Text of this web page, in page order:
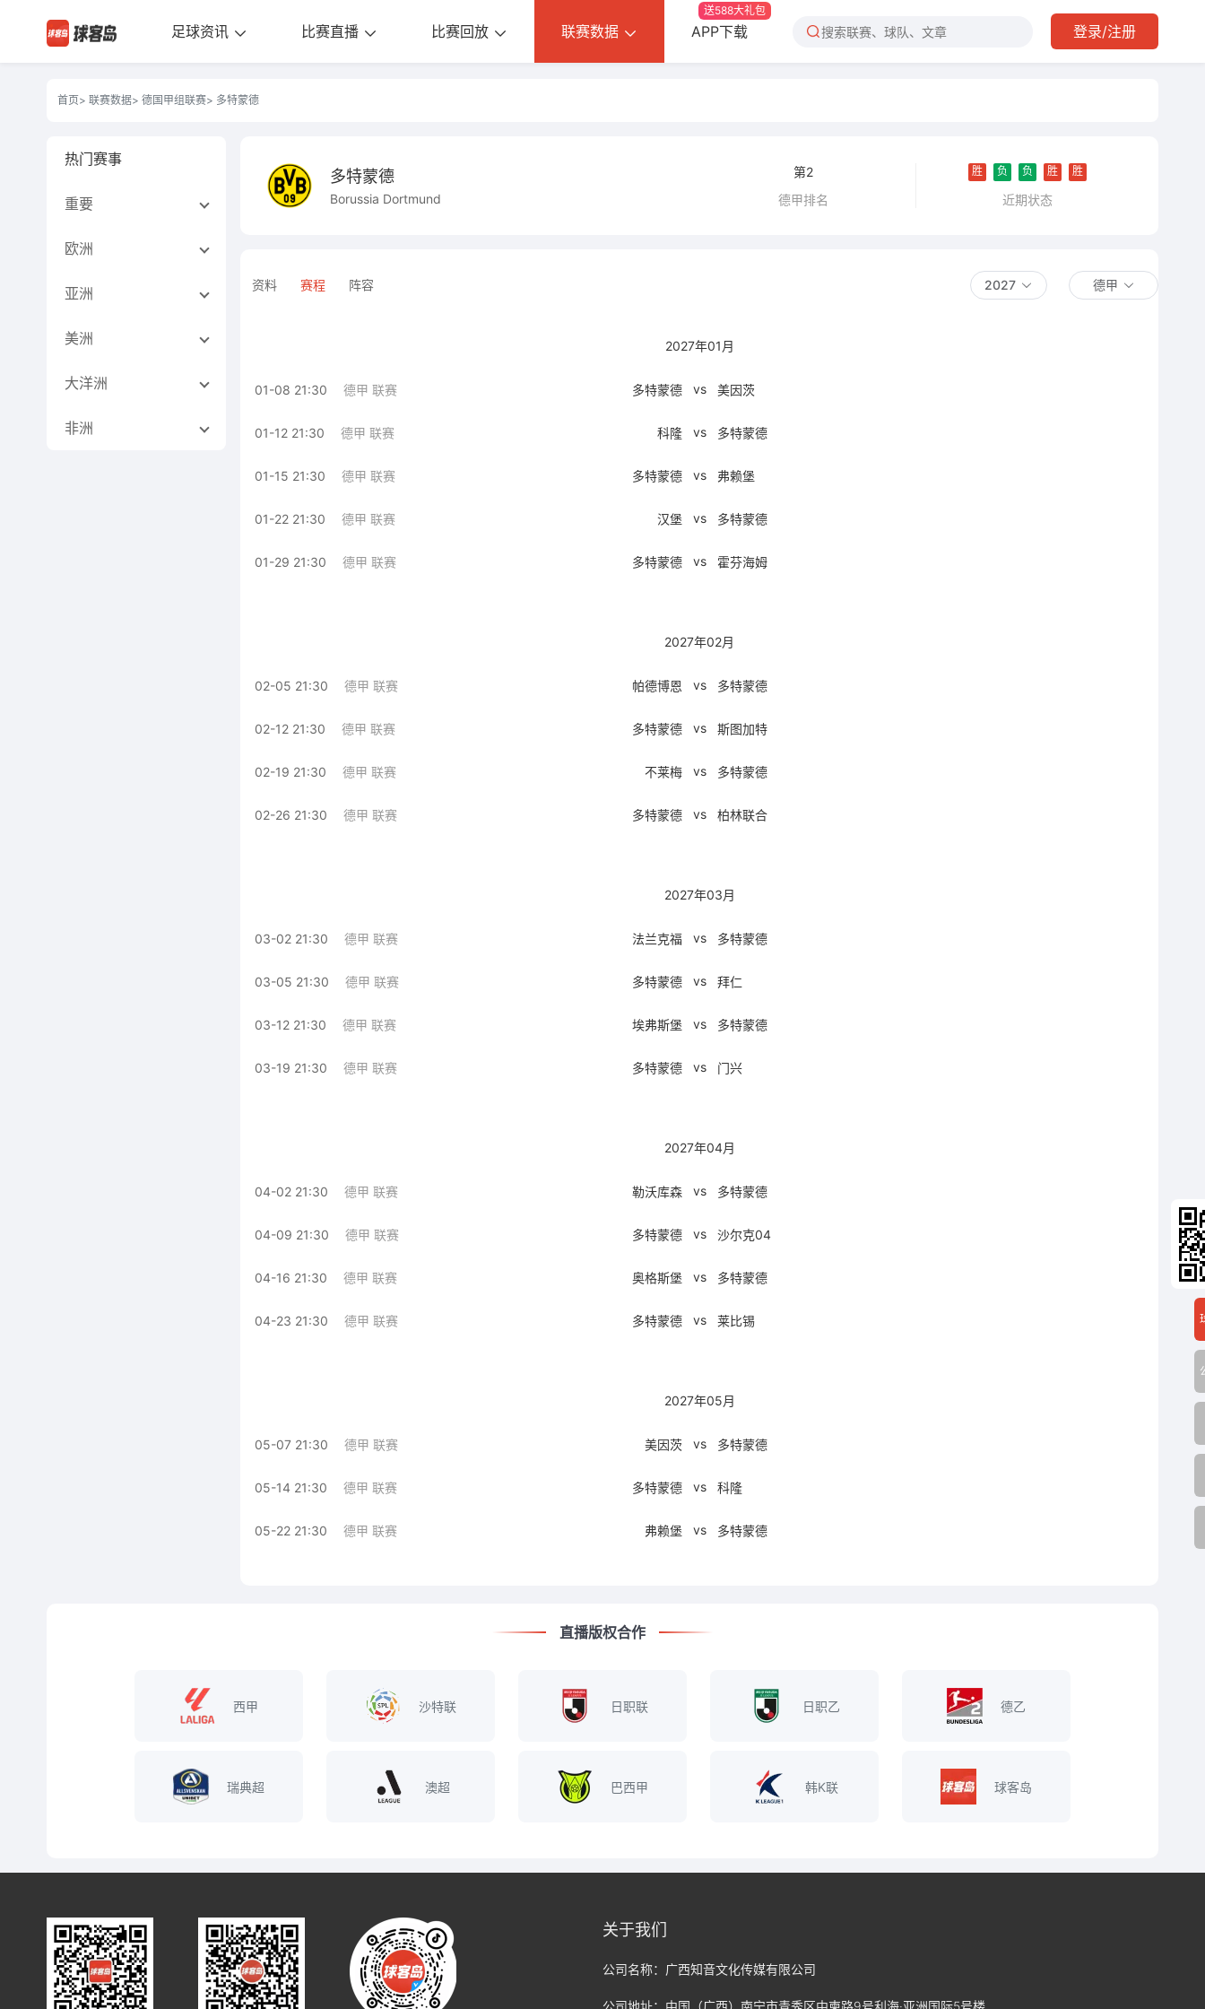
足球资讯 比赛直播 比赛回放 联赛数据 APP下载
送588大礼包
登录/注册
首页> 联赛数据> 德国甲组联赛> 多特蒙德
热门赛事
重要
欧洲
亚洲
美洲
大洋洲
非洲
多特蒙德
Borussia Dortmund
第2
德甲排名
胜 负 负 胜 胜
近期状态
资料 赛程 阵容 2027 德甲
2027年01月
01-08 21:30 德甲 联赛 多特蒙德 vs 美因茨
01-12 21:30 德甲 联赛 科隆 vs 多特蒙德
01-15 21:30 德甲 联赛 多特蒙德 vs 弗赖堡
01-22 21:30 德甲 联赛 汉堡 vs 多特蒙德
01-29 21:30 德甲 联赛 多特蒙德 vs 霍芬海姆
2027年02月
02-05 21:30 德甲 联赛 帕德博恩 vs 多特蒙德
02-12 21:30 德甲 联赛 多特蒙德 vs 斯图加特
02-19 21:30 德甲 联赛 不莱梅 vs 多特蒙德
02-26 21:30 德甲 联赛 多特蒙德 vs 柏林联合
2027年03月
03-02 21:30 德甲 联赛 法兰克福 vs 多特蒙德
03-05 21:30 德甲 联赛 多特蒙德 vs 拜仁
03-12 21:30 德甲 联赛 埃弗斯堡 vs 多特蒙德
03-19 21:30 德甲 联赛 多特蒙德 vs 门兴
2027年04月
04-02 21:30 德甲 联赛 勒沃库森 vs 多特蒙德
04-09 21:30 德甲 联赛 多特蒙德 vs 沙尔克04
04-16 21:30 德甲 联赛 奥格斯堡 vs 多特蒙德
04-23 21:30 德甲 联赛 多特蒙德 vs 莱比锡
2027年05月
05-07 21:30 德甲 联赛 美因茨 vs 多特蒙德
05-14 21:30 德甲 联赛 多特蒙德 vs 科隆
05-22 21:30 德甲 联赛 弗赖堡 vs 多特蒙德
直播版权合作
西甲 沙特联 日职联 日职乙 德乙
瑞典超 澳超 巴西甲 韩K联 球客岛
关于我们
公司名称： 广西知音文化传媒有限公司
公司地址： 中国（广西）南宁市青秀区中柬路9号利海·亚洲国际5号楼